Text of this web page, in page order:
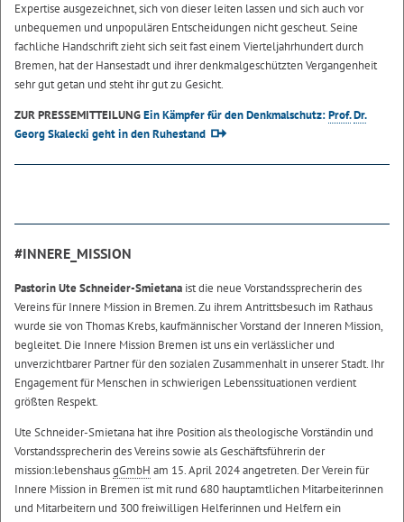
Expertise ausgezeichnet, sich von dieser leiten lassen und sich auch vor
unbequemen und unpopulären Entscheidungen nicht gescheut. Seine
fachliche Handschrift zieht sich seit fast einem Vierteljahrhundert durch
Bremen, hat der Hansestadt und ihrer denkmalgeschützten Vergangenheit
sehr gut getan und steht ihr gut zu Gesicht.
ZUR PRESSEMITTEILUNGEin Kämpfer für den Denkmalschutz:Prof.Dr.
Georg Skalecki geht in den Ruhestand
#INNERE_MISSION
Pastorin Ute Schneider-Smietana ist die neue Vorstandssprecherin des
Vereins für Innere Mission in Bremen. Zu ihrem Antrittsbesuch im Rathaus
wurde sie von Thomas Krebs, kaufmännischer Vorstand der Inneren Mission,
begleitet. Die Innere Mission Bremen ist uns ein verlässlicher und
unverzichtbarer Partner für den sozialen Zusammenhalt in unserer Stadt. Ihr
Engagement für Menschen in schwierigen Lebenssituationen verdient
größten Respekt.
Ute Schneider-Smietana hat ihre Position als theologische Vorständin und
Vorstandssprecherin des Vereins sowie als Geschäftsführerin der
mission:lebenshausgGmbH am 15. April 2024 angetreten. Der Verein für
Innere Mission in Bremen ist mit rund 680 hauptamtlichen Mitarbeiterinnen
und Mitarbeitern und 300 freiwilligen Helferinnen und Helfern ein